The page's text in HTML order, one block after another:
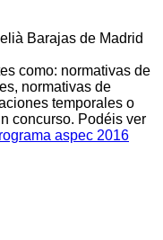
Barajas de Madrid
como: normativas de
normativas de
temporales o
concurso. Podéis ver
aspec 2016